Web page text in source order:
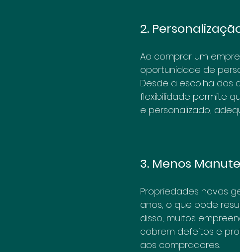
2.
Ao comprar um
oportunidade de
Desde a escolha dos
flexibilidade permite
e personalizado,
3. Menos
Propriedades novas
anos, o que pode
disso, muitos
cobrem defeitos e
aos compradores.